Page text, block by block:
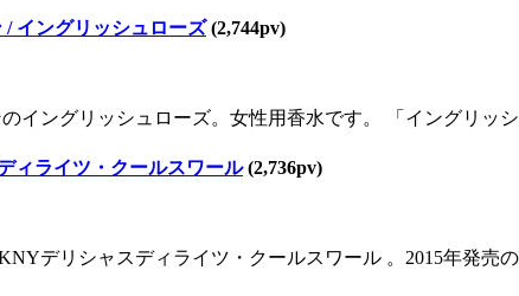
/ イングリッシュローズ(2,744pv)
イングリッシュローズ。女性用香水です。 「イングリ
ィライツ・クールスワール(2,736pv)
デリシャスディライツ・クールスワール 。2015年発